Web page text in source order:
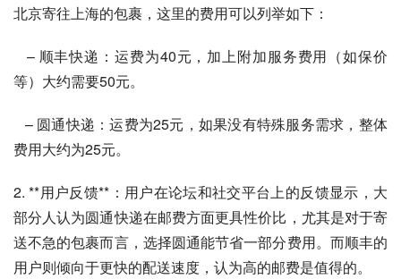
北京寄往上海的包裹，这里的费用可以列举如下：
等）大约需要50元。
费用大约为25元。
2. **用户反馈**：用户在论坛和社交平台上的反馈显示，大
部分人认为圆通快递在邮费方面更具性价比，尤其是对于寄
送不急的包裹而言，选择圆通能节省一部分费用。而顺丰的
用户则倾向于更快的配送速度，认为高的邮费是值得的。